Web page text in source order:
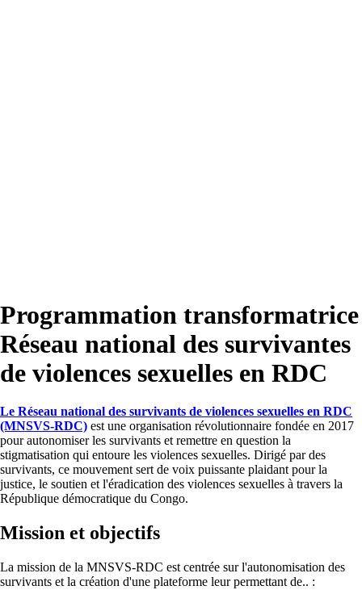
Programmation transformatrice
Réseau national des survivantes
de violences sexuelles en RDC
Le Réseau national des survivants de violences sexuelles en RDC
(MNSVS-RDC) est une organisation révolutionnaire fondée en 2017
pour autonomiser les survivants et remettre en question la
stigmatisation qui entoure les violences sexuelles. Dirigé par des
survivants, ce mouvement sert de voix puissante plaidant pour la
justice, le soutien et l'éradication des violences sexuelles à travers la
République démocratique du Congo.
Mission et objectifs
La mission de la MNSVS-RDC est centrée sur l'autonomisation des
survivants et la création d'une plateforme leur permettant de.. :